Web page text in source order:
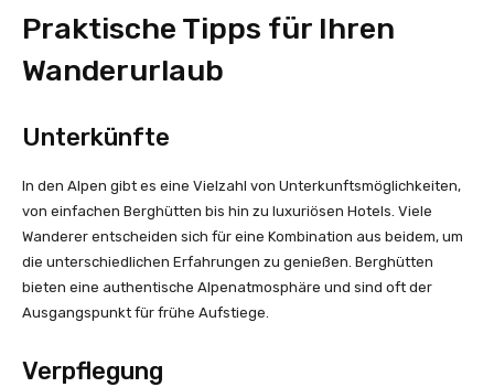
Praktische Tipps für Ihren
Wanderurlaub
Unterkünfte
In den Alpen gibt es eine Vielzahl von Unterkunftsmöglichkeiten,
von einfachen Berghütten bis hin zu luxuriösen Hotels. Viele
Wanderer entscheiden sich für eine Kombination aus beidem, um
die unterschiedlichen Erfahrungen zu genießen. Berghütten
bieten eine authentische Alpenatmosphäre und sind oft der
Ausgangspunkt für frühe Aufstiege.
Verpflegung